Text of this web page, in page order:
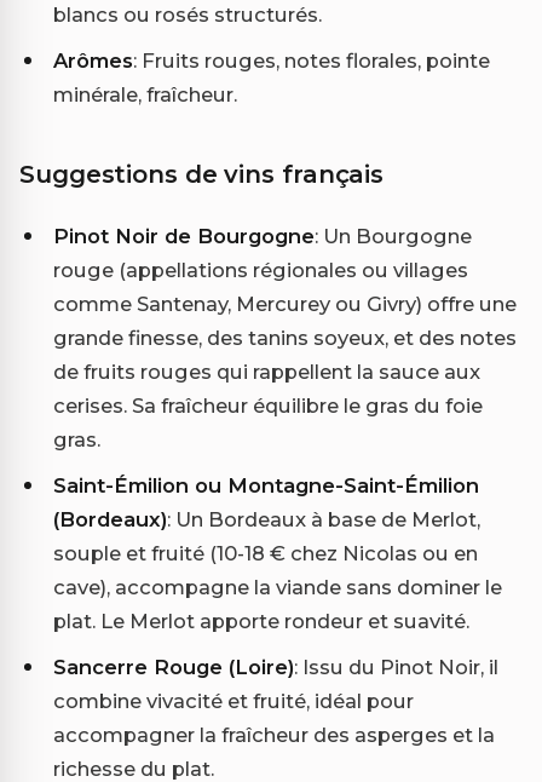
blancs ou rosés structurés.
Arômes: Fruits rouges, notes florales, pointe
minérale, fraîcheur.
Suggestions de vins français
Pinot Noir de Bourgogne: Un Bourgogne
rouge (appellations régionales ou villages
comme Santenay, Mercurey ou Givry) offre une
grande finesse, des tanins soyeux, et des notes
de fruits rouges qui rappellent la sauce aux
cerises. Sa fraîcheur équilibre le gras du foie
gras.
Saint-Émilion ou Montagne-Saint-Émilion
(Bordeaux): Un Bordeaux à base de Merlot,
souple et fruité (10-18 € chez Nicolas ou en
cave), accompagne la viande sans dominer le
plat. Le Merlot apporte rondeur et suavité.
Sancerre Rouge (Loire): Issu du Pinot Noir, il
combine vivacité et fruité, idéal pour
accompagner la fraîcheur des asperges et la
richesse du plat.